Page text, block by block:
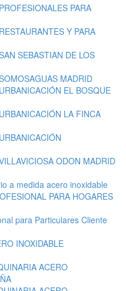
PARA
Y PARA
SEBASTIAN DE LOS
MADRID
EL BOSQUE
LA FINCA
ODON MADRID
a medida acero inoxidable
PARA HOGARES
para Particulares Cliente
INOXIDABLE
ACERO